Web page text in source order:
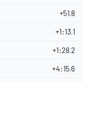
+51.8
+1:13.1
+1:28.2
+4:15.6